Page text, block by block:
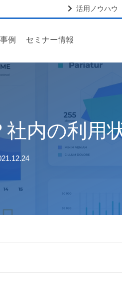
活用ノウハウ
事例 セミナー情報
内の利用